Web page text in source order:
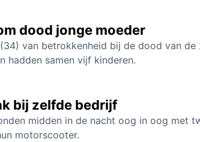
dood jonge moeder
van betrokkenheid bij de dood van
hadden samen vijf kinderen.
bij zelfde bedrijf
midden in de nacht oog in oog met
motorscooter.